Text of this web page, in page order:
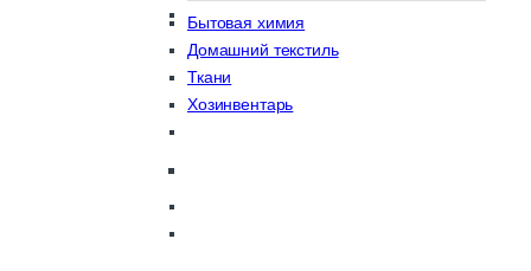
Бытовая химия
Домашний текстиль
Ткани
Хозинвентарь